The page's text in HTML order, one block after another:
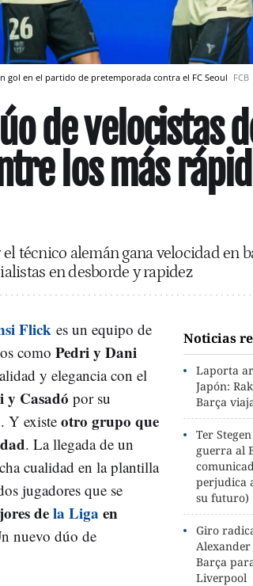
gol en el partido de pretemporada contra el FC Seoul FCB
de velocistas
los más
técnico alemán gana velocidad en
en desborde y rapidez
Noticias
Laporta
Japón:
Barça
Ter
guerra al
perjudica
su futuro)
Giro
Alexander
Barça
Liverpool
Flick es un equipo de
como Pedri y Dani
y elegancia con el
y Casadó por su
Y existe otro grupo que
. La llegada de un
cualidad en la plantilla
jugadores que se
dela Liga en
nuevo dúo de